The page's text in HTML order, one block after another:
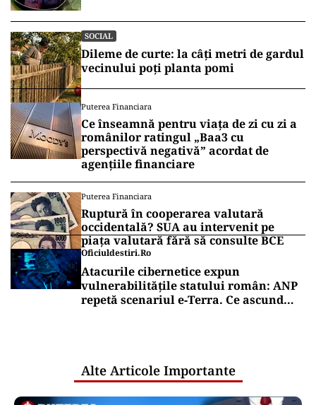
SOCIAL
Dileme de curte: la câți metri de gardul
vecinului poți planta pomi
Puterea Financiara
Ce înseamnă pentru viața de zi cu zi a
românilor ratingul „Baa3 cu
perspectivă negativă” acordat de
agențiile financiare
Puterea Financiara
Ruptură în cooperarea valutară
occidentală? SUA au intervenit pe
piața valutară fără să consulte BCE
Oficiuldestiri.ro
Atacurile cibernetice expun
vulnerabilitățile statului român: ANP
repetă scenariul e‑Terra. Ce ascund
Alte Articole Importante